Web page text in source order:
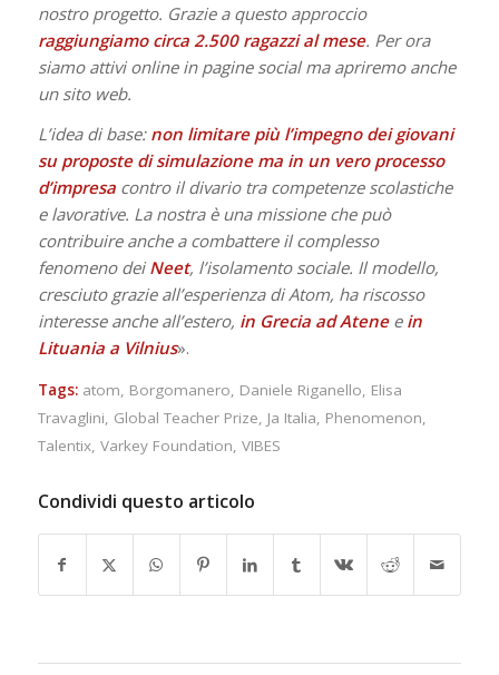
nostro progetto. Grazie a questo approccio
raggiungiamo circa 2.500 ragazzi al mese. Per ora
siamo attivi online in pagine social ma apriremo anche
un sito web.
L’idea di base: non limitare più l’impegno dei giovani
su proposte di simulazione ma in un vero processo
d’impresacontro il divario tra competenze scolastiche
e lavorative. La nostra è una missione che può
contribuire anche a combattere il complesso
fenomeno deiNeet, l’isolamento sociale. Il modello,
cresciuto grazie all’esperienza di Atom, ha riscosso
interesse anche all’estero, in Grecia ad Atenee in
Lituania a Vilnius».
Tags: atom, Borgomanero, Daniele Riganello, Elisa
Travaglini, Global Teacher Prize, Ja Italia, Phenomenon,
Talentix, Varkey Foundation, VIBES
Condividi questo articolo